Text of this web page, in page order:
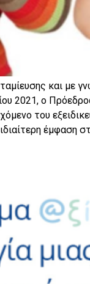
και με
ο
του
έμφαση